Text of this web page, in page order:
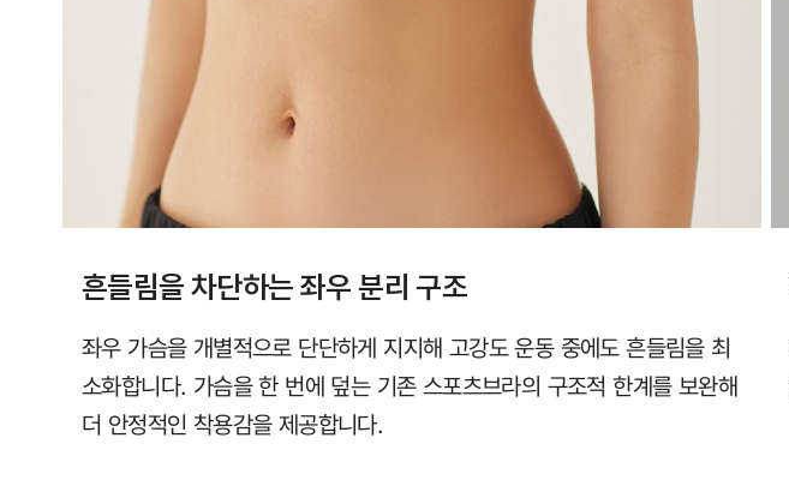
흔들림을 차단하는 좌우 분리 구조
좌우 가슴을 개별적으로 단단하게 지지해 고강도 운동 중에도 흔들림을 최
소화합니다. 가슴을 한 번에 덮는 기존 스포츠브라의 구조적 한계를 보완해
더 안정적인 착용감을 제공합니다.